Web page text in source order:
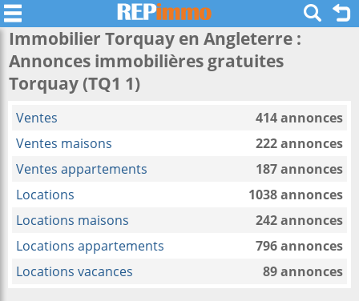
Immobilier Torquay en Angleterre :
Annonces immobilières gratuites
Torquay (TQ1 1)
Ventes
414 annonces
Ventes maisons
222 annonces
Ventes appartements
187 annonces
Locations
1038 annonces
Locations maisons
242 annonces
Locations appartements
796 annonces
Locations vacances
89 annonces